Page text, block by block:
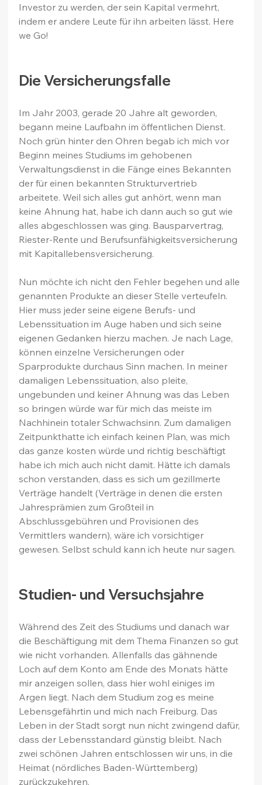
Investor zu werden, der sein Kapital vermehrt,
indem er andere Leute für ihn arbeiten lässt. Here
we Go!
Die Versicherungsfalle
Im Jahr 2003, gerade 20 Jahre alt geworden,
begann meine Laufbahn im öffentlichen Dienst.
Noch grün hinter den Ohren begab ich mich vor
Beginn meines Studiums im gehobenen
Verwaltungsdienst in die Fänge eines Bekannten
der für einen bekannten Strukturvertrieb
arbeitete. Weil sich alles gut anhört, wenn man
keine Ahnung hat, habe ich dann auch so gut wie
alles abgeschlossen was ging. Bausparvertrag,
Riester-Rente und Berufsunfähigkeitsversicherung
mit Kapitallebensversicherung.
Nun möchte ich nicht den Fehler begehen und alle
genannten Produkte an dieser Stelle verteufeln.
Hier muss jeder seine eigene Berufs- und
Lebenssituation im Auge haben und sich seine
eigenen Gedanken hierzu machen. Je nach Lage,
können einzelne Versicherungen oder
Sparprodukte durchaus Sinn machen. In meiner
damaligen Lebenssituation, also pleite,
ungebunden und keiner Ahnung was das Leben
so bringen würde war für mich das meiste im
Nachhinein totaler Schwachsinn. Zum damaligen
Zeitpunkthatte ich einfach keinen Plan, was mich
das ganze kosten würde und richtig beschäftigt
habe ich mich auch nicht damit. Hätte ich damals
schon verstanden, dass es sich um gezillmerte
Verträge handelt (Verträge in denen die ersten
Jahresprämien zum Großteil in
Abschlussgebühren und Provisionen des
Vermittlers wandern), wäre ich vorsichtiger
gewesen. Selbst schuld kann ich heute nur sagen.
Studien- und Versuchsjahre
Während des Zeit des Studiums und danach war
die Beschäftigung mit dem Thema Finanzen so gut
wie nicht vorhanden. Allenfalls das gähnende
Loch auf dem Konto am Ende des Monats hätte
mir anzeigen sollen, dass hier wohl einiges im
Argen liegt. Nach dem Studium zog es meine
Lebensgefährtin und mich nach Freiburg. Das
Leben in der Stadt sorgt nun nicht zwingend dafür,
dass der Lebensstandard günstig bleibt. Nach
zwei schönen Jahren entschlossen wir uns, in die
Heimat (nördliches Baden-Württemberg)
zurückzukehren.